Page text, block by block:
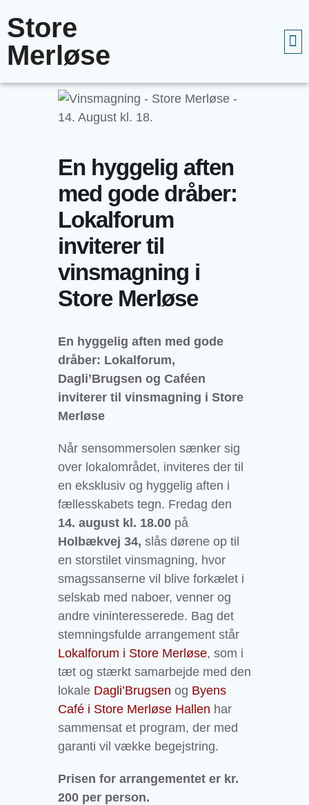
Store
Merløse
En hyggelig aften
med gode dråber:
Lokalforum
inviterer til
vinsmagning i
Store Merløse
En hyggelig aften med gode
dråber: Lokalforum,
Dagli’Brugsen og Caféen
inviterer til vinsmagning i Store
Merløse
Når sensommersolen sænker sig
over lokalområdet, inviteres der til
en eksklusiv og hyggelig aften i
fællesskabets tegn. Fredag den
14. august kl. 18.00 på
Holbækvej 34, slås dørene op til
en storstilet vinsmagning, hvor
smagssanserne vil blive forkælet i
selskab med naboer, venner og
andre vininteresserede. Bag det
stemningsfulde arrangement står
Lokalforum i Store Merløse, som i
tæt og stærkt samarbejde med den
lokale Dagli’Brugsen og Byens
Café i Store Merløse Hallen har
sammensat et program, der med
garanti vil vække begejstring.
Prisen for arrangementet er kr.
200 per person.